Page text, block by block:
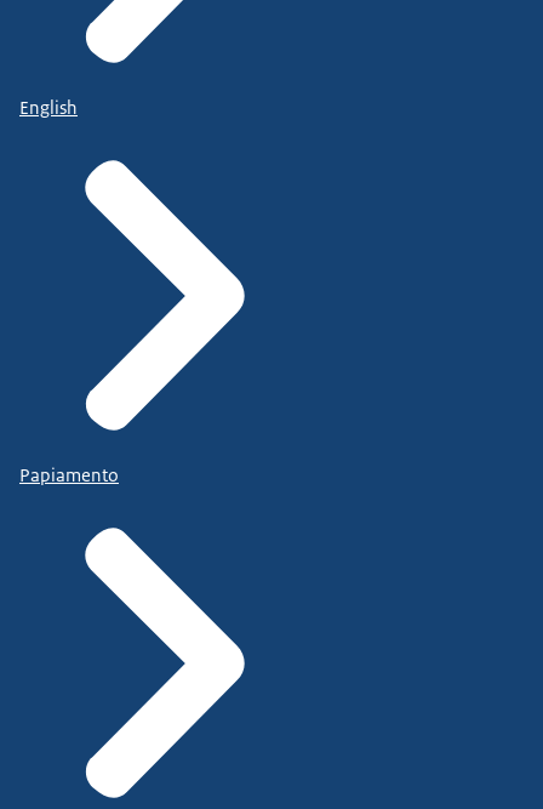
English
Papiamento